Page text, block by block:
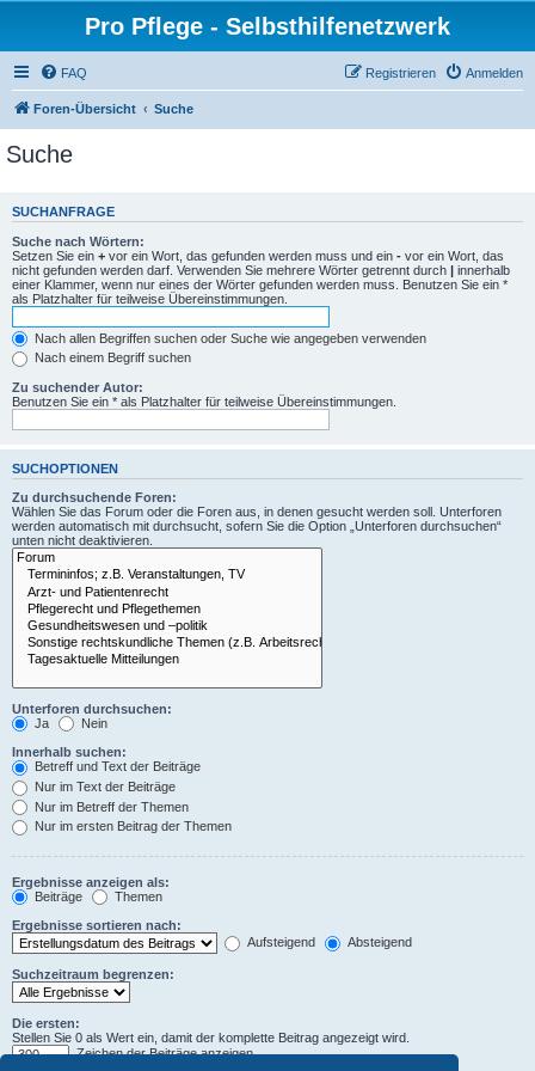
Pro Pflege - Selbsthilfenetzwerk
FAQ Anmelden
Registrieren
Foren-Übersicht Suche
Suche
SUCHANFRAGE
Suche nach Wörtern:
Setzen Sie ein + vor ein Wort, das gefunden werden muss und ein - vor ein Wort, das
nicht gefunden werden darf. Verwenden Sie mehrere Wörter getrennt durch | innerhalb
einer Klammer, wenn nur eines der Wörter gefunden werden muss. Benutzen Sie ein *
als Platzhalter für teilweise Übereinstimmungen.
Nach allen Begriffen suchen oder Suche wie angegeben verwenden
Nach einem Begriff suchen
Zu suchender Autor:
Benutzen Sie ein * als Platzhalter für teilweise Übereinstimmungen.
SUCHOPTIONEN
Zu durchsuchende Foren:
Wählen Sie das Forum oder die Foren aus, in denen gesucht werden soll. Unterforen
werden automatisch mit durchsucht, sofern Sie die Option „Unterforen durchsuchen“
unten nicht deaktivieren.
Unterforen durchsuchen:
Ja
Nein
Innerhalb suchen:
Betreff und Text der Beiträge
Nur im Text der Beiträge
Nur im Betreff der Themen
Nur im ersten Beitrag der Themen
Ergebnisse anzeigen als:
Beiträge
Themen
Ergebnisse sortieren nach:
Aufsteigend
Absteigend
Suchzeitraum begrenzen:
Die ersten:
Stellen Sie 0 als Wert ein, damit der komplette Beitrag angezeigt wird.
Zeichen der Beiträge anzeigen